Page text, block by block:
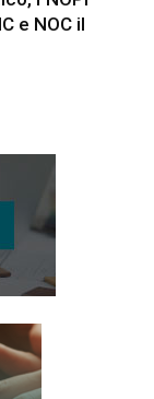
e NOC il